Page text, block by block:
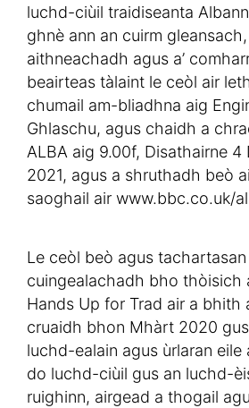
luchd-ciùil traidiseanta
ghnè ann an cuirm
aithneachadh agus a’
beairteas tàlaint le ceòl air
chumail am-bliadhna aig
Ghlaschu, agus chaidh a
ALBA aig 9.00f, Disathairne 4
2021, agus a shruthadh beò
saoghail air www.bbc.co.uk/
Le ceòl beò agus tachartasan
cuingealachadh bho thòisich
Hands Up for Trad air a bhith
cruaidh bhon Mhàrt 2020
luchd-ealain agus ùrlaran eile
do luchd-ciùil gus an luchd-
ruighinn, airgead a thogail